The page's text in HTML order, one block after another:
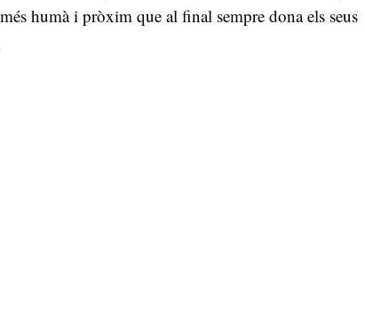
humà i pròxim que al final sempre dona els seus